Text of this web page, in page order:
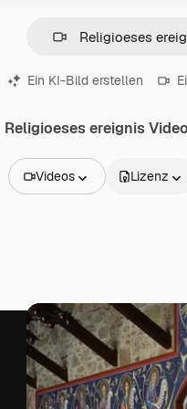
Ein KI-Bild erstellen
Religioeses ereignis
Videos
Videos
Filmmaterial
Motion Graphics
Videovorlagen
Icons
3D-Modelle
Schriftarten
Lizenz